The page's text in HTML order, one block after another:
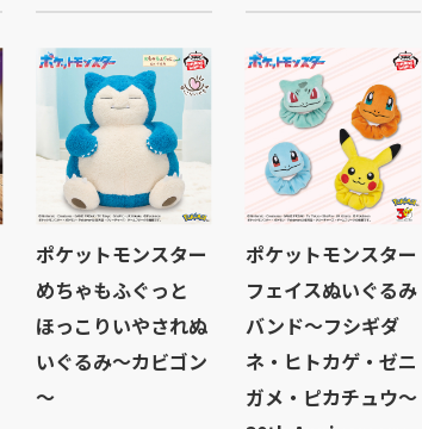
ポケットモンスター
めちゃもふぐっと
ほっこりいやされぬ
いぐるみ～カビゴン
～
ポケットモンスター
フェイスぬいぐるみ
バンド～フシギダ
ネ・ヒトカゲ・ゼニ
ガメ・ピカチュウ～